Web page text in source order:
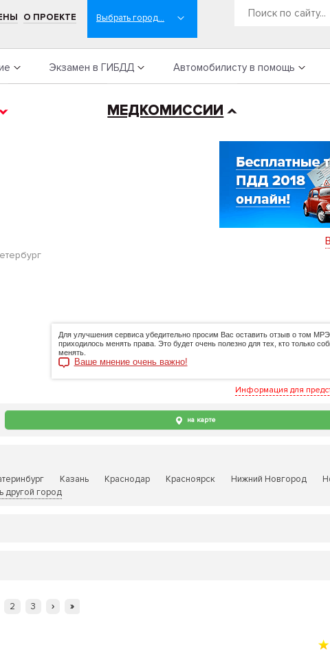
О ПРОЕКТЕ
Экзамен в ГИБДД Автомобилисту в помощь
МЕДКОМИССИИ
Для улучшения сервиса убедительно просим Вас оставить отзыв о том
приходилось менять права. Это будет очень полезно для тех, кто только
менять.
Ваше мнение очень важно!
Информация для
на карте
Казань Краснодар Красноярск Нижний Новгород
другой город
2 3 › »